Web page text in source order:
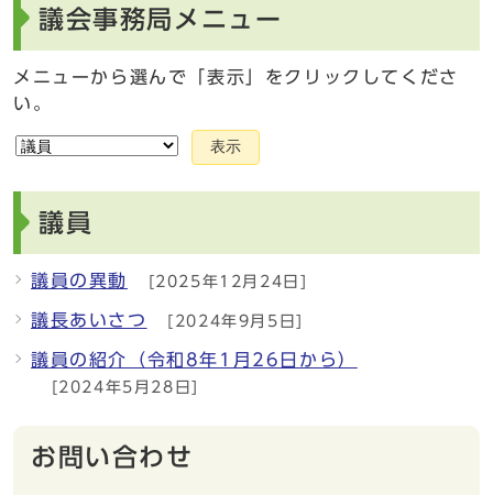
議会事務局メニュー
メニューから選んで「表示」をクリックしてくださ
い。
表示
議員
議員の異動 [2025年12月24日]
議長あいさつ [2024年9月5日]
議員の紹介（令和8年1月26日から）
[2024年5月28日]
お問い合わせ